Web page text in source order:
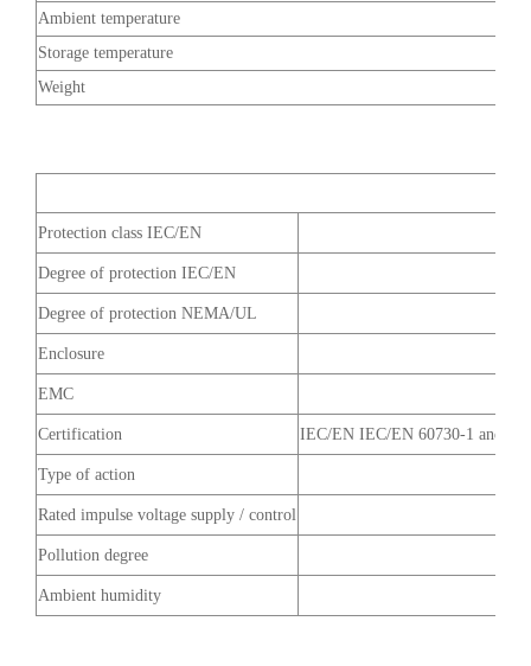
Ambient temperature
Storage temperature
Weight
Protection class IEC/EN
Degree of protection IEC/EN
Degree of protection NEMA/UL
Enclosure
EMC
Certification IEC/EN IEC/EN 60730-1 and
Type of action
Rated impulse voltage supply / control
Pollution degree
Ambient humidity